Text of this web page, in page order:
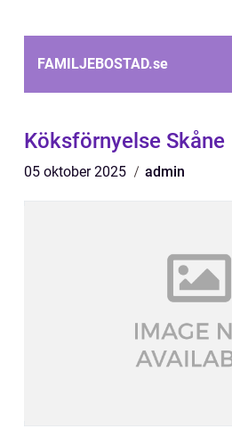
FAMILJEBOSTAD.se
Köksförnyelse Skåne
05 oktober 2025 admin